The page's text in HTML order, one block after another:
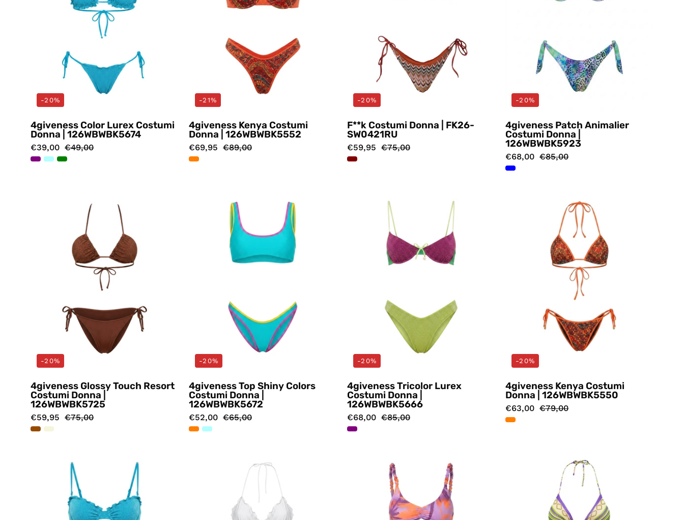
-20%
4giveness Color Lurex Costumi
Donna | 126WBWBK5674
€39,00 €49,00
-21%
4giveness Kenya Costumi
Donna | 126WBWBK5552
€69,95 €89,00
-20%
F**k Costumi Donna | FK26-
SW0421RU
€59,95 €75,00
-20%
4giveness Patch Animalier
Costumi Donna |
126WBWBK5923
€68,00 €85,00
4giveness
-20%
4giveness Glossy Touch Resort
Costumi Donna |
126WBWBK5725
€59,95 €75,00
Celeste
4giveness
-20%
4giveness Top Shiny Colors
Costumi Donna |
126WBWBK5672
€52,00 €65,00
4giveness
-20%
4giveness Tricolor Lurex
Costumi Donna |
126WBWBK5666
€68,00 €85,00
Arancio
4giveness
-20%
4giveness Kenya Costumi
Donna | 126WBWBK5550
€63,00 €79,00
4giveness
Verde
Me
Fui